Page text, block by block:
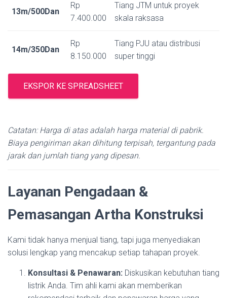
13m/500Dan
Rp
7.400.000
Tiang JTM untuk proyek
skala raksasa
14m/350Dan
Rp
8.150.000
Tiang PJU atau distribusi
super tinggi
EKSPOR KE SPREADSHEET
Catatan: Harga di atas adalah harga material di pabrik.
Biaya pengiriman akan dihitung terpisah, tergantung pada
jarak dan jumlah tiang yang dipesan.
Layanan Pengadaan &
Pemasangan Artha Konstruksi
Kami tidak hanya menjual tiang, tapi juga menyediakan
solusi lengkap yang mencakup setiap tahapan proyek.
Konsultasi & Penawaran: Diskusikan kebutuhan tiang
listrik Anda. Tim ahli kami akan memberikan